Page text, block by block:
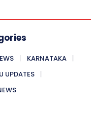
KARNATAKA
UPDATES